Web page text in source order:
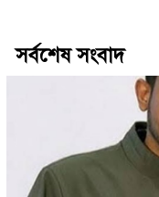
সর্বশেষ সংবাদ